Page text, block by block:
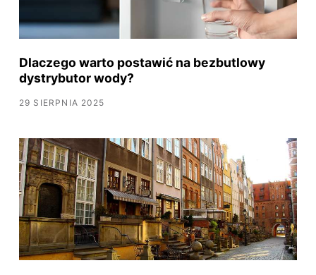
Dlaczego warto postawić na bezbutlowy
dystrybutor wody?
29 SIERPNIA 2025